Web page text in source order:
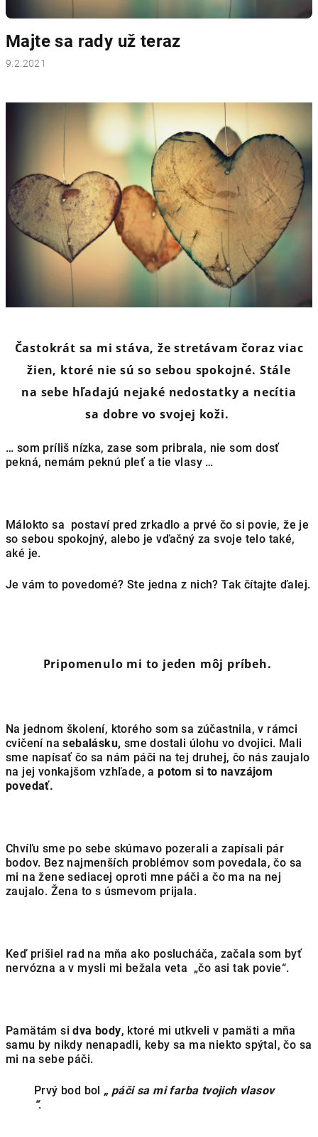
v
Majte sa rady už teraz
9.2.2021
Častokrát sa mi stáva, že stretávam čoraz viac
žien, ktoré nie sú so sebou spokojné. Stále
na sebe hľadajú nejaké nedostatky a necítia
sa dobre vo svojej koži.
… som príliš nízka, zase som pribrala, nie som dosť
pekná, nemám peknú pleť a tie vlasy …
Málokto sa postaví pred zrkadlo a prvé čo si povie, že je
so sebou spokojný, alebo je vďačný za svoje telo také,
aké je.
Je vám to povedomé? Ste jedna z nich? Tak čítajte ďalej.
Pripomenulo mi to jeden môj príbeh.
Na jednom školení, ktorého som sa zúčastnila, v rámci
cvičení nasebalásku, sme dostali úlohu vo dvojici. Mali
sme napísať čo sa nám páči na tej druhej, čo nás zaujalo
na jej vonkajšom vzhľade, apotom si to navzájom
povedať.
Chvíľu sme po sebe skúmavo pozerali a zapísali pár
bodov. Bez najmenších problémov som povedala, čo sa
mi na žene sediacej oproti mne páči a čo ma na nej
zaujalo. Žena to s úsmevom prijala.
Keď prišiel rad na mňa ako poslucháča, začala som byť
nervózna a v mysli mi bežala veta „čo asi tak povie“.
Pamätám si dva body, ktoré mi utkveli v pamäti a mňa
samu by nikdy nenapadli, keby sa ma niekto spýtal, čo sa
mi na sebe páči.
Prvý bod bol „ páči sa mi farba tvojich vlasov
“.